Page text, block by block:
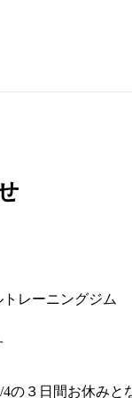
レーニングジム
の３日間お休みと